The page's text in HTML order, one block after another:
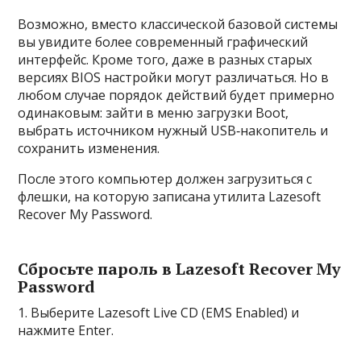
Возможно, вместо классической базовой системы
вы увидите более современный графический
интерфейс. Кроме того, даже в разных старых
версиях BIOS настройки могут различаться. Но в
любом случае порядок действий будет примерно
одинаковым: зайти в меню загрузки Boot,
выбрать источником нужный USB‑накопитель и
сохранить изменения.
После этого компьютер должен загрузиться с
флешки, на которую записана утилита Lazesoft
Recover My Password.
Сбросьте пароль в Lazesoft Recover My
Password
1. Выберите Lazesoft Live CD (EMS Enabled) и
нажмите Enter.